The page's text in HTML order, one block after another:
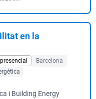
en la
Barcelona
i Building Energy